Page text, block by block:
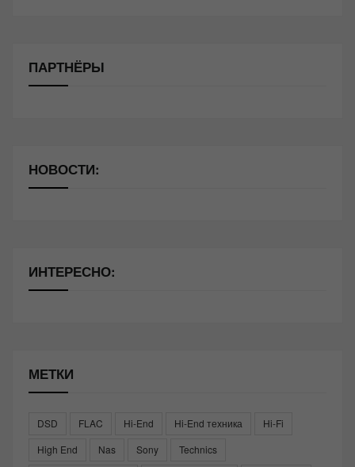
ПАРТНЁРЫ
НОВОСТИ:
ИНТЕРЕСНО:
МЕТКИ
DSD FLAC Hi-End Hi-End техника
Hi-Fi
High End
Nas Sony
Technics